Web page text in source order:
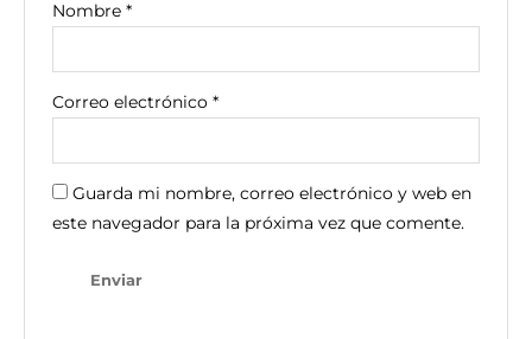
Nombre *
Correo electrónico *
Guarda mi nombre, correo electrónico y web en
este navegador para la próxima vez que comente.